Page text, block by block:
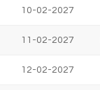
10-02-2027
11-02-2027
12-02-2027